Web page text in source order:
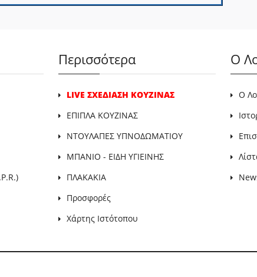
Περισσότερα
LIVE ΣΧΕΔΙΑΣΗ ΚΟΥΖΙΝΑΣ
ΕΠΙΠΛΑ ΚΟΥΖΙΝΑΣ
ΝΤΟΥΛΑΠΕΣ ΥΠΝΟΔΩΜΑΤΙΟΥ
ΜΠΑΝΙΟ - ΕΙΔΗ ΥΓΙΕΙΝΗΣ
ΠΛΑΚΑΚΙΑ
Προσφορές
Χάρτης Ιστότοπου
Ο
Ο